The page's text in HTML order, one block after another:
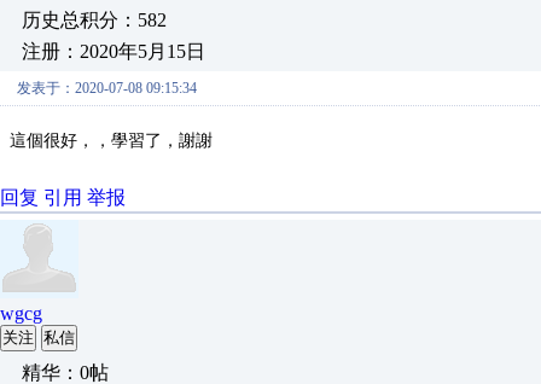
历史总积分：582
注册：2020年5月15日
发表于：2020-07-08 09:15:34
這個很好，，學習了，謝謝
回复 引用 举报
wgcg
关注 私信
精华：0帖